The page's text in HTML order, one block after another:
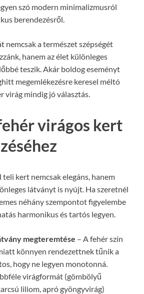
szó modern minimalizmusról
berendezésről.
nemcsak a természet szépségét
hanem az élet különleges
teszik. Akár boldog eseményt
megemlékezésre keresel méltó
virág mindig jó választás.
virágos kert
kert nemcsak elegáns, hanem
látványt is nyújt. Ha szeretnél
néhány szempontot figyelembe
harmonikus és tartós legyen.
megteremtése – A fehér szín
könnyen rendezettnek tűnik a
hogy ne legyen monotonná.
virágformát (gömbölyű
liliom, apró gyöngyvirág)